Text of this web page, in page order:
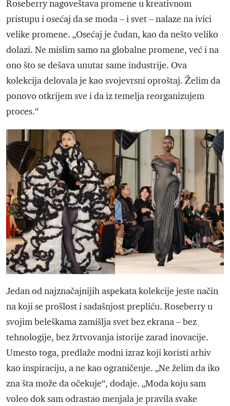
Roseberry nagoveštava promene u kreativnom
pristupu i osećaj da se moda – i svet – nalaze na ivici
velike promene. „Osećaj je čudan, kao da nešto veliko
dolazi. Ne mislim samo na globalne promene, već i na
ono što se dešava unutar same industrije. Ova
kolekcija delovala je kao svojevrsni oproštaj. Želim da
ponovo otkrijem sve i da iz temelja reorganizujem
proces.“
Jedan od najznačajnijih aspekata kolekcije jeste način
na koji se prošlost i sadašnjost prepliću. Roseberry u
svojim beleškama zamišlja svet bez ekrana – bez
tehnologije, bez žrtvovanja istorije zarad inovacije.
Umesto toga, predlaže modni izraz koji koristi arhiv
kao inspiraciju, a ne kao ograničenje. „Ne želim da iko
zna šta može da očekuje“, dodaje. „Moda koju sam
voleo dok sam odrastao menjala je pravila svake